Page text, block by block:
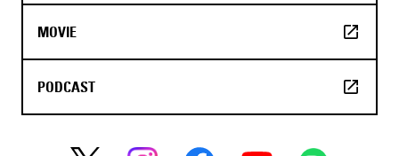
MOVIE
PODCAST